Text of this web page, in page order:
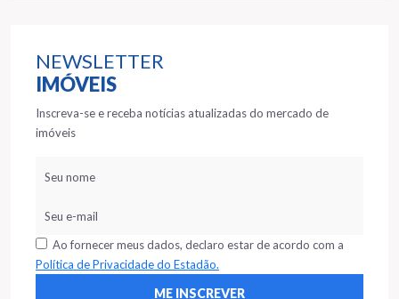
NEWSLETTER
IMÓVEIS
Inscreva-se e receba notícias atualizadas do mercado de
imóveis
Ao fornecer meus dados, declaro estar de acordo com a
Política de Privacidade do Estadão.